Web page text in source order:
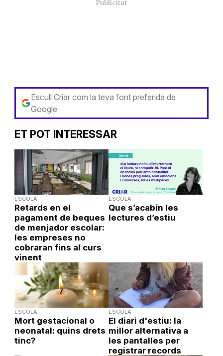
Escull Criar com la teva font preferida de
Google
ET POT INTERESSAR
ESCOLA
Retards en el
pagament de beques
de menjador escolar:
les empreses no
cobraran fins al curs
vinent
ESCOLA
Que s’acabin les
lectures d’estiu
ESCOLA
Mort gestacional o
neonatal: quins drets
tinc?
ESCOLA
El diari d'estiu: la
millor alternativa a
les pantalles per
registrar records